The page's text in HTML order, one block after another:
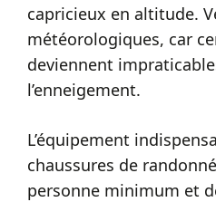
capricieux en altitude.
météorologiques, car
deviennent
l’enneigement.
L’équipement
chaussures de
personne minimum et